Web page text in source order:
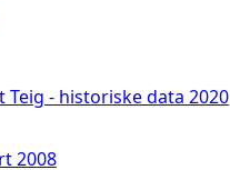
- historiske data 2020
2008